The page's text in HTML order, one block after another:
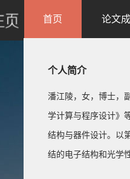
首页 论文
个人简介
潘江陵，女，博士，
学计算与程序设计》
结构与器件设计。以
结的电子结构和光学